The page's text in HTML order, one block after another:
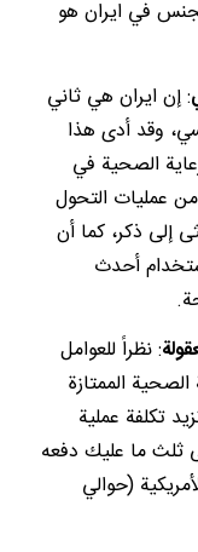
في ايران هو
: إن ايران هي ثاني
وقد أدى هذا
الصحية في
عمليات التحول
إلى ذكر، كما أن
أحدث
: نظراً للعوامل
الممتازة
تكلفة عملية
ثلث ما عليك دفعه
(حوالي